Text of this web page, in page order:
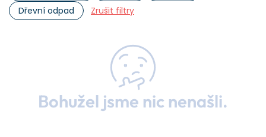
Dřevní odpad
Zrušit filtry
Bohužel jsme nic nenašli.